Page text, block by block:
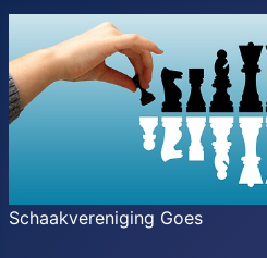
Schaakvereniging Goes